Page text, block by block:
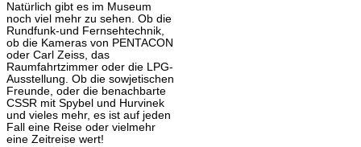
Natürlich gibt es im Museum
noch viel mehr zu sehen. Ob die
Rundfunk-und Fernsehtechnik,
ob die Kameras von PENTACON
oder Carl Zeiss, das
Raumfahrtzimmer oder die LPG-
Ausstellung. Ob die sowjetischen
Freunde, oder die benachbarte
CSSR mit Spybel und Hurvinek
und vieles mehr, es ist auf jeden
Fall eine Reise oder vielmehr
eine Zeitreise wert!